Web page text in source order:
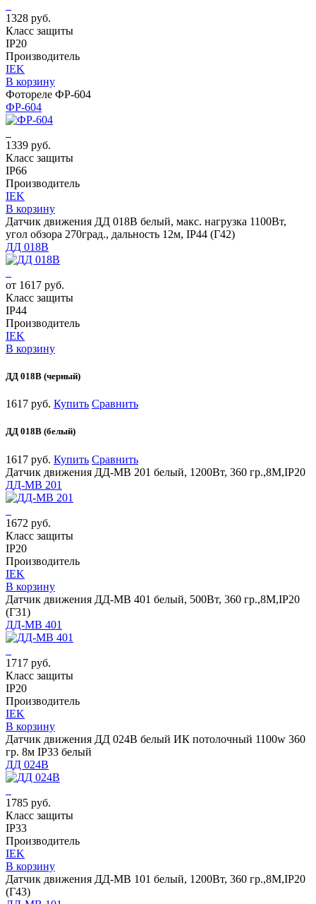
1328 руб.
Класс защиты
IP20
Производитель
IEK
В корзину
Фотореле ФР-604
ФР-604
1339 руб.
Класс защиты
IP66
Производитель
IEK
В корзину
Датчик движения ДД 018В белый, макс. нагрузка 1100Вт,
угол обзора 270град., дальность 12м, IP44 (Г42)
ДД 018В
от 1617 руб.
Класс защиты
IP44
Производитель
IEK
В корзину
ДД 018В (черный)
1617 руб. Купить Сравнить
ДД 018В (белый)
1617 руб. Купить Сравнить
Датчик движения ДД-МВ 201 белый, 1200Вт, 360 гр.,8М,IP20
ДД-МВ 201
1672 руб.
Класс защиты
IP20
Производитель
IEK
В корзину
Датчик движения ДД-МВ 401 белый, 500Вт, 360 гр.,8М,IP20
(Г31)
ДД-МВ 401
1717 руб.
Класс защиты
IP20
Производитель
IEK
В корзину
Датчик движения ДД 024В белый ИК потолочный 1100w 360
гр. 8м IP33 белый
ДД 024В
1785 руб.
Класс защиты
IP33
Производитель
IEK
В корзину
Датчик движения ДД-МВ 101 белый, 1200Вт, 360 гр.,8М,IP20
(Г43)